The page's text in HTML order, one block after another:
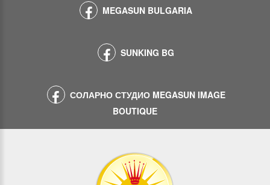
MEGASUN BULGARIA
SUNKING BG
СОЛАРНО СТУДИО MEGASUN IMAGE
BOUTIQUE